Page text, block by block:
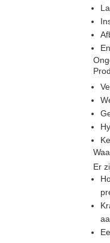
Er